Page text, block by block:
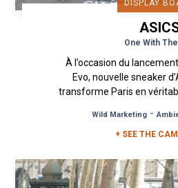
DISPLAY
One With
À l’occasion du
Evo, nouvelle sneaker
transforme Paris en
Wild Marketing -
+ SEE THE